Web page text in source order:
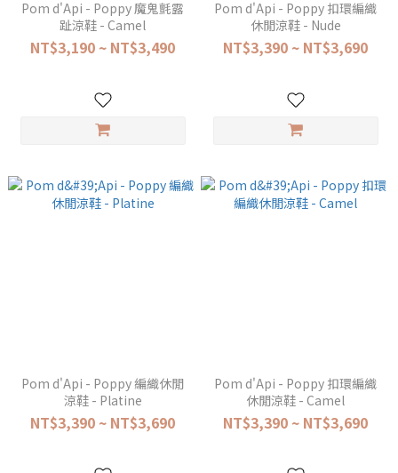
Pom d'Api - Poppy 魔鬼氈露
趾涼鞋 - Camel
NT$3,190 ~ NT$3,490
Pom d'Api - Poppy 扣環編織
休閒涼鞋 - Nude
NT$3,390 ~ NT$3,690
Pom d'Api - Poppy 編織休閒
涼鞋 - Platine
NT$3,390 ~ NT$3,690
Pom d'Api - Poppy 扣環編織
休閒涼鞋 - Camel
NT$3,390 ~ NT$3,690